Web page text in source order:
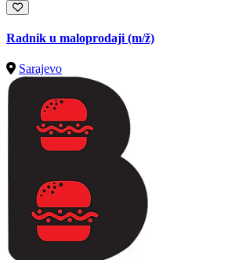
Radnik u maloprodaji (m/ž)
Sarajevo